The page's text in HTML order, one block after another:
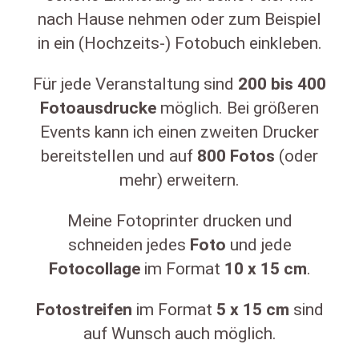
nach Hause nehmen oder zum Beispiel
in ein (Hochzeits-) Fotobuch einkleben.
Für jede Veranstaltung sind 200 bis 400
Fotoausdrucke möglich. Bei größeren
Events kann ich einen zweiten Drucker
bereitstellen und auf 800 Fotos (oder
mehr) erweitern.
Meine Fotoprinter drucken und
schneiden jedes Foto und jede
Fotocollageim Format 10 x 15 cm.
Fotostreifen im Format 5 x 15 cm sind
auf Wunsch auch möglich.